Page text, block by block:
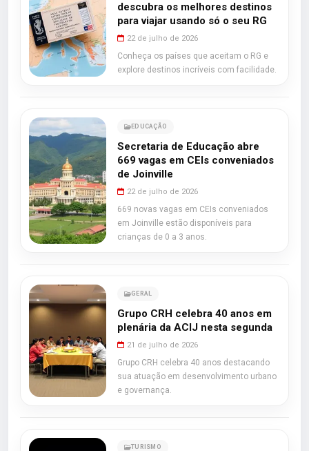
descubra os melhores destinos
para viajar usando só o seu RG
22 de julho de 2026
Conheça os países que aceitam o RG e
explore destinos incríveis com facilidade.
EDUCAÇÃO
Secretaria de Educação abre
669 vagas em CEIs conveniados
de Joinville
22 de julho de 2026
669 novas vagas em CEIs conveniados
em Joinville estão disponíveis para
crianças de 0 a 3 anos.
GERAL
Grupo CRH celebra 40 anos em
plenária da ACIJ nesta segunda
21 de julho de 2026
Grupo CRH celebra 40 anos destacando
sua atuação em desenvolvimento urbano
e governança.
TURISMO